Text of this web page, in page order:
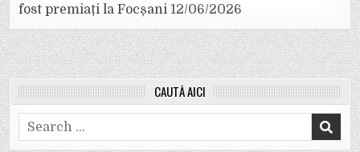
fost premiați la Focșani 12/06/2026
CAUTĂ AICI
Search
for: